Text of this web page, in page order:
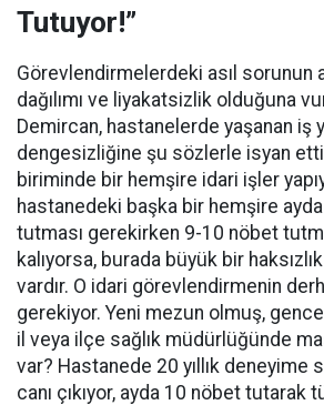
Tutuyor!”
Görevlendirmelerdeki asıl sorunun
dağılımı ve liyakatsizlik olduğuna
Demircan, hastanelerde yaşanan iş
dengesizliğine şu sözlerle isyan
biriminde bir hemşire idari işler
hastanedeki başka bir hemşire
tutması gerekirken 9-10 nöbet
kalıyorsa, burada büyük bir
vardır. O idari görevlendirmenin
gerekiyor. Yeni mezun olmuş,
il veya ilçe sağlık müdürlüğünde
var? Hastanede 20 yıllık deneyime
canı çıkıyor, ayda 10 nöbet tutarak